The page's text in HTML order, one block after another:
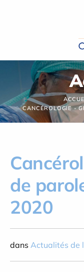
CANCÉROLOGIE -
de
2020
dans Actualités de
Panneau de gestion